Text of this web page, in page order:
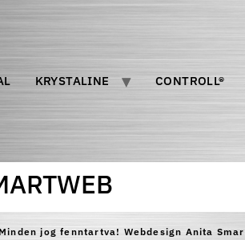
KRYSTALINE CONTROLL®
jog fenntartva! Webdesign Anita